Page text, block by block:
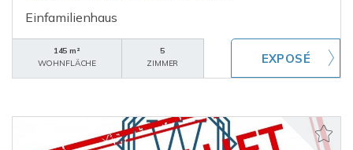
Einfamilienhaus
145 m²
WOHNFLÄCHE
5
ZIMMER